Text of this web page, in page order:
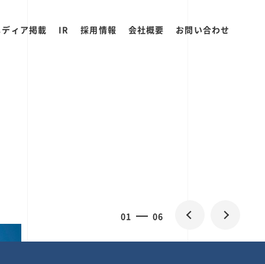
ィア掲載 IR 採用情報 会社概要 お問い合わせ
0 06